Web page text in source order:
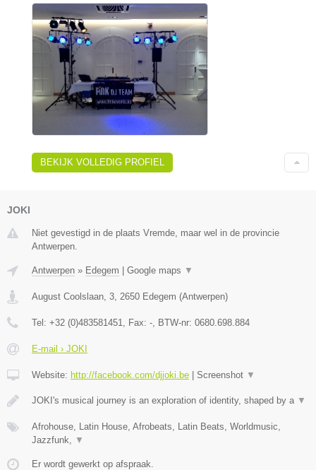
BEKIJK VOLLEDIG PROFIEL
JOKI
Niet gevestigd in de plaats Vremde, maar wel in de provincie
Antwerpen.
Antwerpen » Edegem | Google maps ▼
August Coolslaan, 3 2650 Edegem (Antwerpen)
Tel: +32 (0)483581451 , Fax: - , BTW-nr: 0680.698.884
E-mail › JOKI
Website: http://facebook.com/djjoki.be | Screenshot ▼
JOKI's musical journey is an exploration of identity, shaped by a ▼
Afrohouse, Latin House, Afrobeats, Latin Beats, Worldmusic,
Jazzfunk,
▼
Er wordt gewerkt op afspraak.